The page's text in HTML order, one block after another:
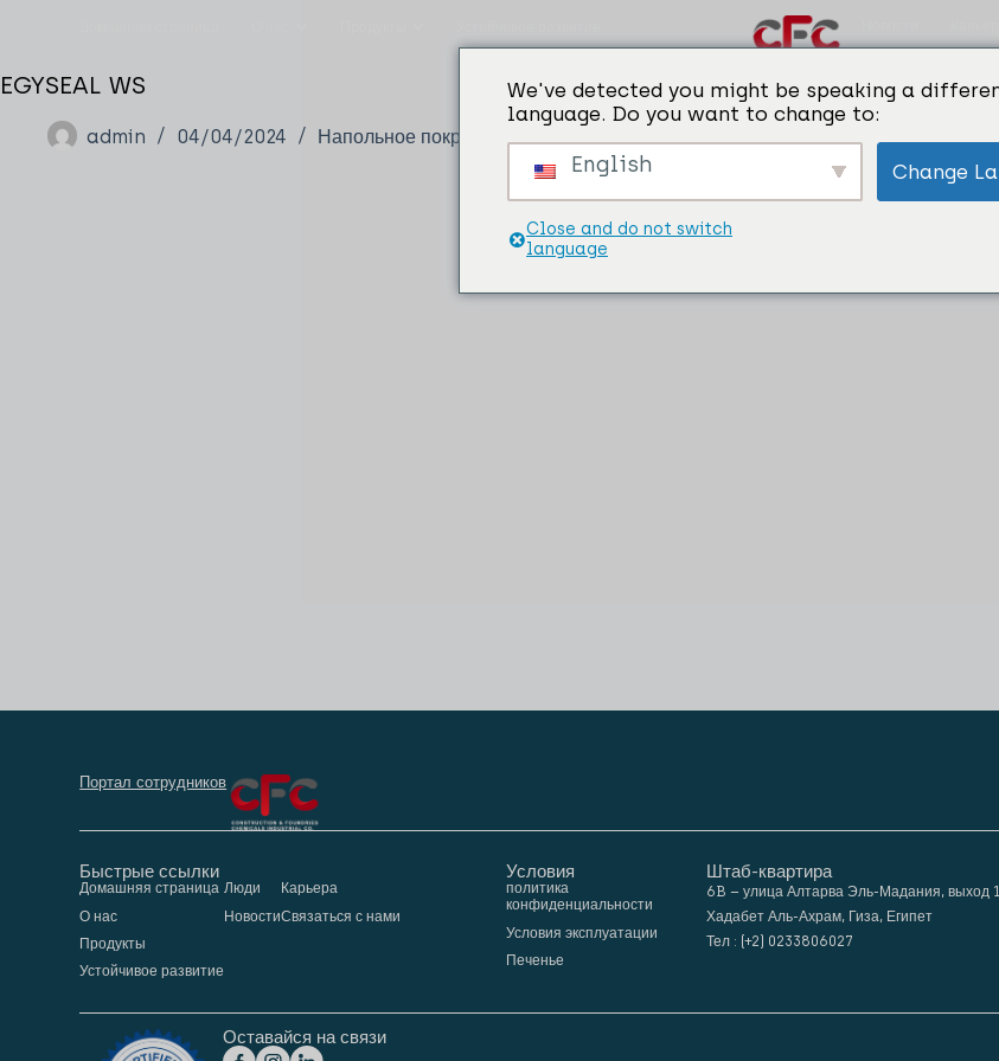
EGYSEAL WS
admin 04/04/2024 Напольное покрытие
Портал сотрудников
Быстрые ссылки
Домашняя страница
О нас
Продукты
Устойчивое развитие
Люди
Новости
Карьера
Связаться с нами
Условия
политика
конфиденциальности
Условия эксплуатации
Печенье
Штаб-квартира
6B – улица Алтарва Эль-Мадания, выход
Хадабет Аль-Ахрам, Гиза, Египет
Тел : (+2) 0233806027
Оставайся на связи
We've detected you might be speaking a
language. Do you want to change to:
English Change
Close and do not switch
language